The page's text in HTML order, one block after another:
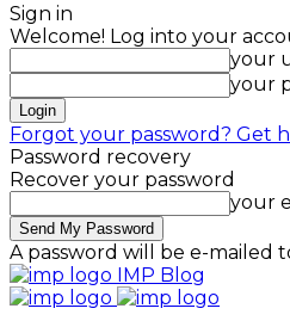
Sign in
Welcome! Log into your
your
your
Forgot your password? Get
Password recovery
Recover your password
your
A password will be e-mailed
IMP Blog